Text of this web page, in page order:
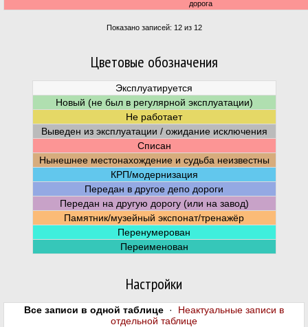
дорога
Показано записей: 12 из 12
Цветовые обозначения
Эксплуатируется
Новый (не был в регулярной эксплуатации)
Не работает
Выведен из эксплуатации / ожидание исключения
Списан
Нынешнее местонахождение и судьба неизвестны
КРП/модернизация
Передан в другое депо дороги
Передан на другую дорогу (или на завод)
Памятник/музейный экспонат/тренажёр
Перенумерован
Переименован
Настройки
Все записи в одной таблице · Неактуальные записи в
отдельной таблице